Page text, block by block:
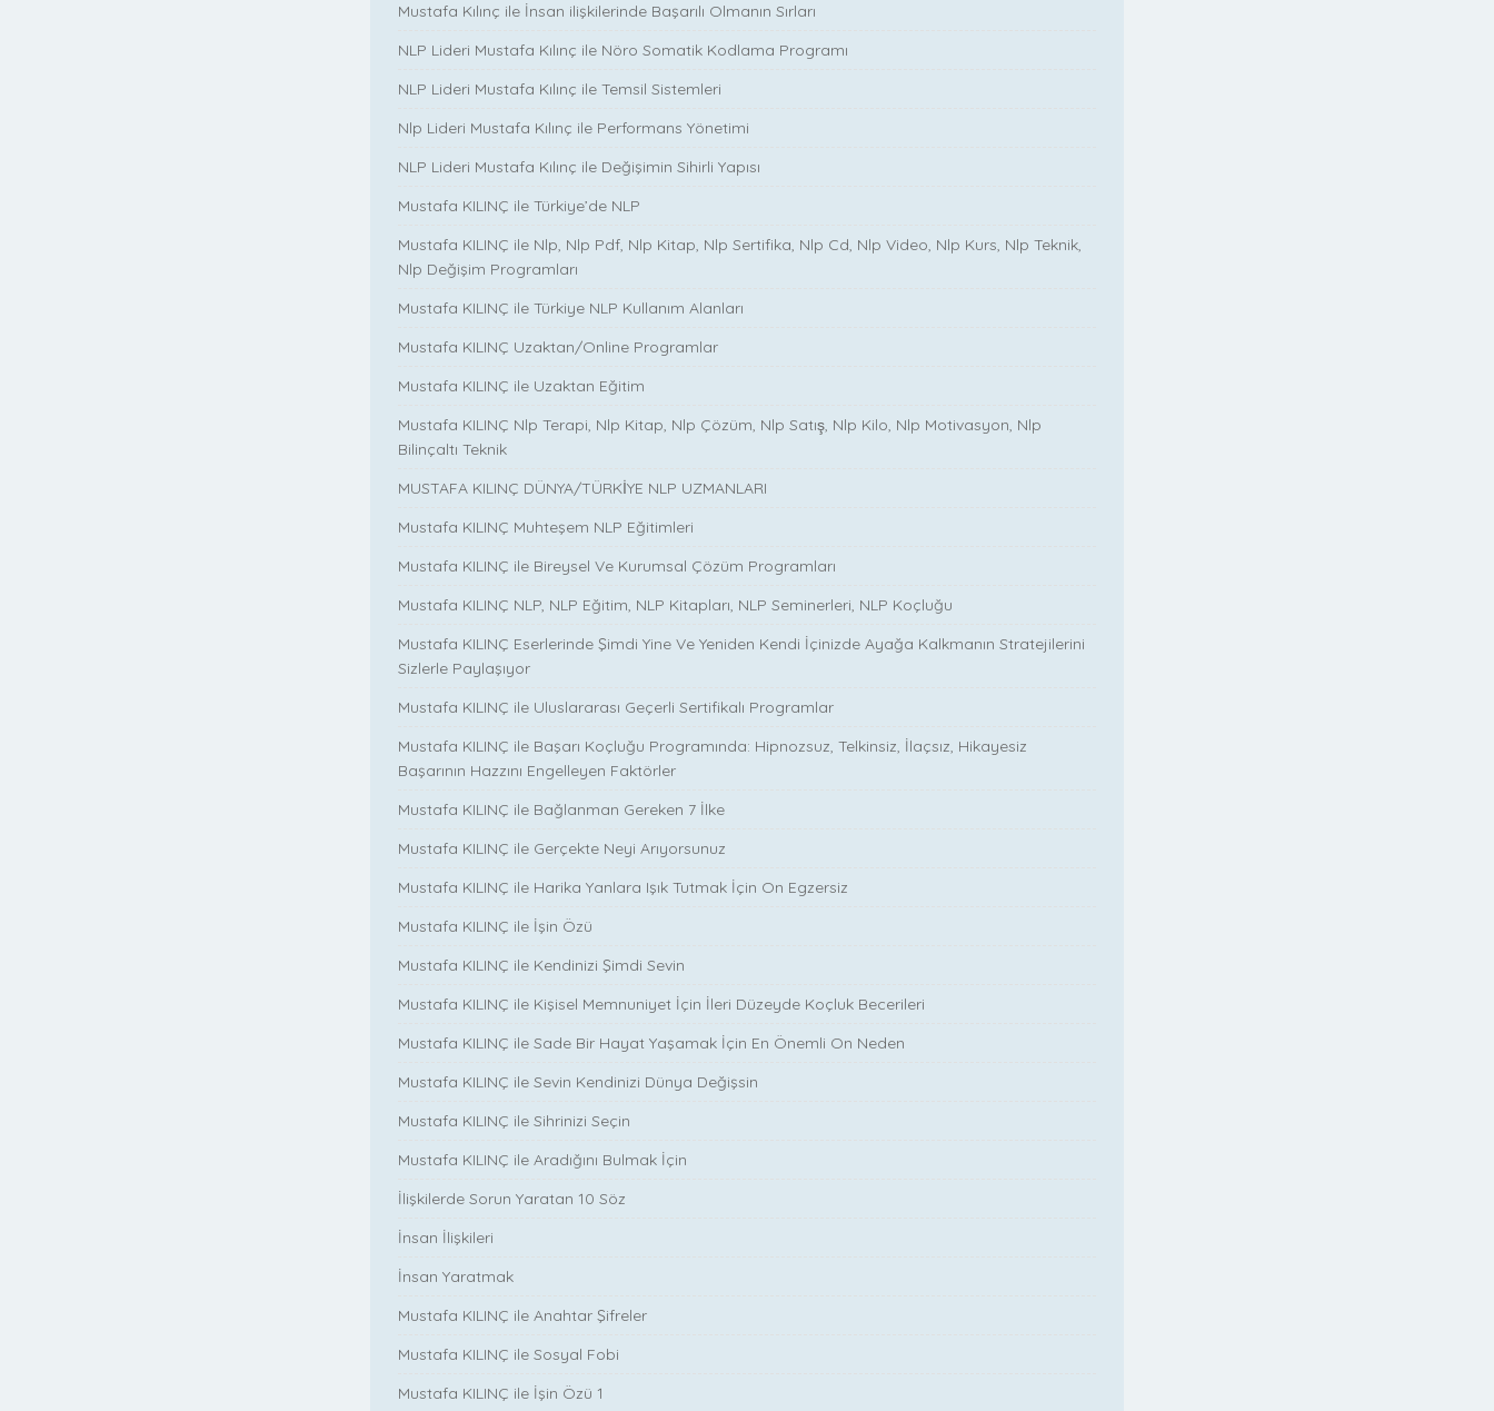
Mustafa Kılınç ile İnsan ilişkilerinde Başarılı Olmanın Sırları
NLP Lideri Mustafa Kılınç ile Nöro Somatik Kodlama Programı
NLP Lideri Mustafa Kılınç ile Temsil Sistemleri
Nlp Lideri Mustafa Kılınç ile Performans Yönetimi
NLP Lideri Mustafa Kılınç ile Değişimin Sihirli Yapısı
Mustafa KILINÇ ile Türkiye’de NLP
Mustafa KILINÇ ile Nlp, Nlp Pdf, Nlp Kitap, Nlp Sertifika, Nlp Cd, Nlp Video, Nlp Kurs, Nlp Teknik,
Nlp Değişim Programları
Mustafa KILINÇ ile Türkiye NLP Kullanım Alanları
Mustafa KILINÇ Uzaktan/Online Programlar
Mustafa KILINÇ ile Uzaktan Eğitim
Mustafa KILINÇ Nlp Terapi, Nlp Kitap, Nlp Çözüm, Nlp Satış, Nlp Kilo, Nlp Motivasyon, Nlp
Bilinçaltı Teknik
MUSTAFA KILINÇ DÜNYA/TÜRKİYE NLP UZMANLARI
Mustafa KILINÇ Muhteşem NLP Eğitimleri
Mustafa KILINÇ ile Bireysel Ve Kurumsal Çözüm Programları
Mustafa KILINÇ NLP, NLP Eğitim, NLP Kitapları, NLP Seminerleri, NLP Koçluğu
Mustafa KILINÇ Eserlerinde Şimdi Yine Ve Yeniden Kendi İçinizde Ayağa Kalkmanın Stratejilerini
Sizlerle Paylaşıyor
Mustafa KILINÇ ile Uluslararası Geçerli Sertifikalı Programlar
Mustafa KILINÇ ile Başarı Koçluğu Programında: Hipnozsuz, Telkinsiz, İlaçsız, Hikayesiz
Başarının Hazzını Engelleyen Faktörler
Mustafa KILINÇ ile Bağlanman Gereken 7 İlke
Mustafa KILINÇ ile Gerçekte Neyi Arıyorsunuz
Mustafa KILINÇ ile Harika Yanlara Işık Tutmak İçin On Egzersiz
Mustafa KILINÇ ile İşin Özü
Mustafa KILINÇ ile Kendinizi Şimdi Sevin
Mustafa KILINÇ ile Kişisel Memnuniyet İçin İleri Düzeyde Koçluk Becerileri
Mustafa KILINÇ ile Sade Bir Hayat Yaşamak İçin En Önemli On Neden
Mustafa KILINÇ ile Sevin Kendinizi Dünya Değişsin
Mustafa KILINÇ ile Sihrinizi Seçin
Mustafa KILINÇ ile Aradığını Bulmak İçin
İlişkilerde Sorun Yaratan 10 Söz
İnsan İlişkileri
İnsan Yaratmak
Mustafa KILINÇ ile Anahtar Şifreler
Mustafa KILINÇ ile Sosyal Fobi
Mustafa KILINÇ ile İşin Özü 1